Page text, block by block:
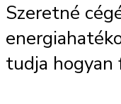
Szeretné
tudja hogyan